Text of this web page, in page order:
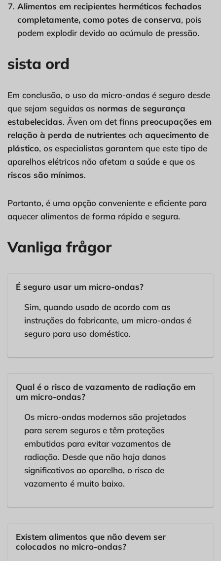
Alimentos em recipientes herméticos fechados
completamente, como potes de conserva, pois
podem explodir devido ao acúmulo de pressão.
sista ord
Em conclusão, o uso do micro-ondas é seguro desde
que sejam seguidas as normas de segurança
estabelecidas. Även om det finns preocupações em
relação à perda de nutrientes och aquecimento de
plástico, os especialistas garantem que este tipo de
aparelhos elétricos não afetam a saúde e que os
riscos são mínimos.
Portanto, é uma opção conveniente e eficiente para
aquecer alimentos de forma rápida e segura.
Vanliga frågor
É seguro usar um micro-ondas?
Sim, quando usado de acordo com as
instruções do fabricante, um micro-ondas é
seguro para uso doméstico.
Qual é o risco de vazamento de radiação em
um micro-ondas?
Os micro-ondas modernos são projetados
para serem seguros e têm proteções
embutidas para evitar vazamentos de
radiação. Desde que não haja danos
significativos ao aparelho, o risco de
vazamento é muito baixo.
Existem alimentos que não devem ser
colocados no micro-ondas?